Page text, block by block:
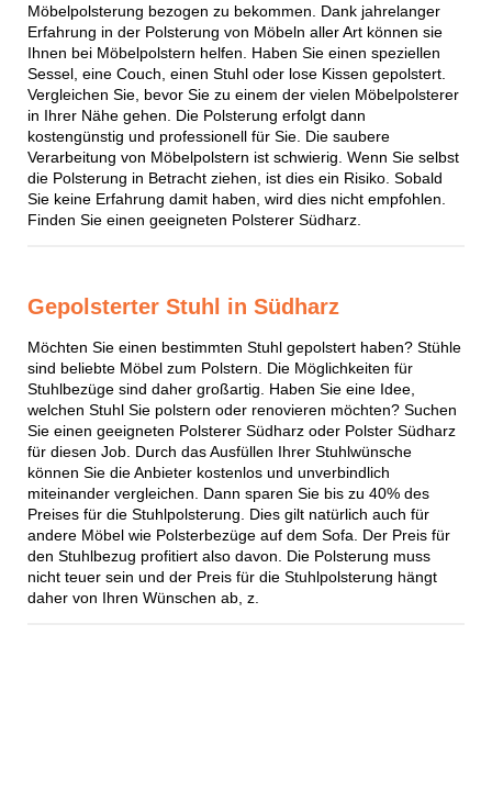
Möbelpolsterung bezogen zu bekommen. Dank jahrelanger
Erfahrung in der Polsterung von Möbeln aller Art können sie
Ihnen bei Möbelpolstern helfen. Haben Sie einen speziellen
Sessel, eine Couch, einen Stuhl oder lose Kissen gepolstert.
Vergleichen Sie, bevor Sie zu einem der vielen Möbelpolsterer
in Ihrer Nähe gehen. Die Polsterung erfolgt dann
kostengünstig und professionell für Sie. Die saubere
Verarbeitung von Möbelpolstern ist schwierig. Wenn Sie selbst
die Polsterung in Betracht ziehen, ist dies ein Risiko. Sobald
Sie keine Erfahrung damit haben, wird dies nicht empfohlen.
Finden Sie einen geeigneten Polsterer Südharz.
Gepolsterter Stuhl in Südharz
Möchten Sie einen bestimmten Stuhl gepolstert haben? Stühle
sind beliebte Möbel zum Polstern. Die Möglichkeiten für
Stuhlbezüge sind daher großartig. Haben Sie eine Idee,
welchen Stuhl Sie polstern oder renovieren möchten? Suchen
Sie einen geeigneten Polsterer Südharz oder Polster Südharz
für diesen Job. Durch das Ausfüllen Ihrer Stuhlwünsche
können Sie die Anbieter kostenlos und unverbindlich
miteinander vergleichen. Dann sparen Sie bis zu 40% des
Preises für die Stuhlpolsterung. Dies gilt natürlich auch für
andere Möbel wie Polsterbezüge auf dem Sofa. Der Preis für
den Stuhlbezug profitiert also davon. Die Polsterung muss
nicht teuer sein und der Preis für die Stuhlpolsterung hängt
daher von Ihren Wünschen ab, z.